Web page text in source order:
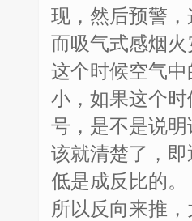
现，然后预警
而吸气式感烟
这个时候空气
小，如果这个
号，是不是说
该就清楚了，
低是成反比的。
所以反向来推